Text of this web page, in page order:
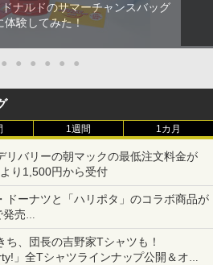
ナルドのサマーチャンスバッグ
体験してみた！
● ● ● ● ● ●
1週間 1カ月
リバリーの朝マックの最低注文料金が
り1,500円から受付
ドーナツと「ハリポタ」のコラボ商品が
発売
見た目も楽しい商品が登場
ち、団長の吉野家Tシャツも！
」全Tシャツラインナップ公開＆オン